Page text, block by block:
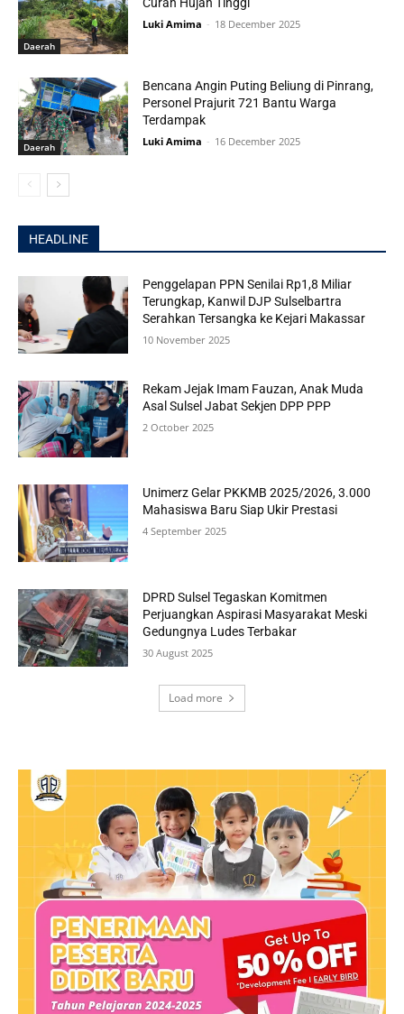
Daerah
Luki Amima - 18 December 2025
Daerah
Bencana Angin Puting Beliung di Pinrang,
Personel Prajurit 721 Bantu Warga
Terdampak
Luki Amima - 16 December 2025
HEADLINE
Penggelapan PPN Senilai Rp1,8 Miliar
Terungkap, Kanwil DJP Sulselbartra
Serahkan Tersangka ke Kejari Makassar
10 November 2025
Rekam Jejak Imam Fauzan, Anak Muda
Asal Sulsel Jabat Sekjen DPP PPP
2 October 2025
Unimerz Gelar PKKMB 2025/2026, 3.000
Mahasiswa Baru Siap Ukir Prestasi
4 September 2025
DPRD Sulsel Tegaskan Komitmen
Perjuangkan Aspirasi Masyarakat Meski
Gedungnya Ludes Terbakar
30 August 2025
Load more